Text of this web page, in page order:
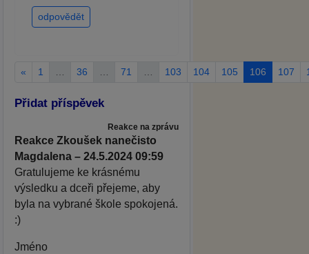
odpovědět
« 1 … 36 … 71 … 103 104 105 106 107
Přidat příspěvek
Reakce na zprávu
Reakce Zkoušek nanečisto
Magdalena – 24.5.2024 09:59
Gratulujeme ke krásnému
výsledku a dceři přejeme, aby
byla na vybrané škole spokojená.
:)
Jméno